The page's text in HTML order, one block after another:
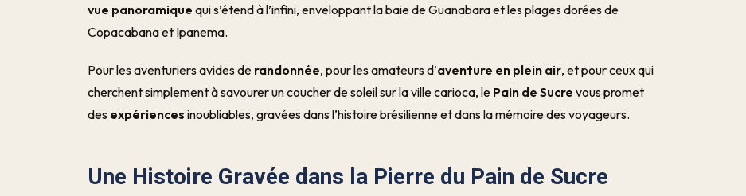
vue panoramique qui s’étend à l’infini, enveloppant la baie de Guanabara et les plages dorées de
Copacabana et Ipanema.
Pour les aventuriers avides de randonnée, pour les amateurs d’aventure en plein air, et pour ceux qui
cherchent simplement à savourer un coucher de soleil sur la ville carioca, le Pain de Sucre vous promet
des expériences inoubliables, gravées dans l’histoire brésilienne et dans la mémoire des voyageurs.
Une Histoire Gravée dans la Pierre du Pain de Sucre